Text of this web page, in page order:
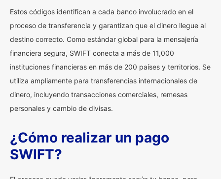
Estos códigos identifican a cada banco involucrado en el
proceso de transferencia y garantizan que el dinero llegue al
destino correcto. Como estándar global para la mensajería
financiera segura, SWIFT conecta a más de 11,000
instituciones financieras en más de 200 países y territorios. Se
utiliza ampliamente para transferencias internacionales de
dinero, incluyendo transacciones comerciales, remesas
personales y cambio de divisas.
¿Cómo realizar un pago
SWIFT?